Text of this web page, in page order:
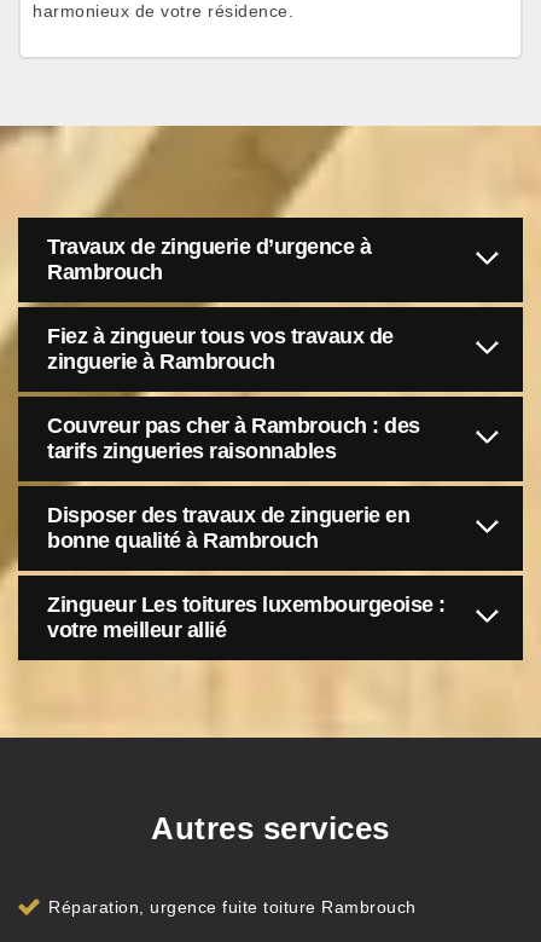
harmonieux de votre résidence.
Travaux de zinguerie d’urgence à
Rambrouch
Fiez à zingueur tous vos travaux de
zinguerie à Rambrouch
Couvreur pas cher à Rambrouch : des
tarifs zingueries raisonnables
Disposer des travaux de zinguerie en
bonne qualité à Rambrouch
Zingueur Les toitures luxembourgeoise :
votre meilleur allié
Autres services
Réparation, urgence fuite toiture Rambrouch